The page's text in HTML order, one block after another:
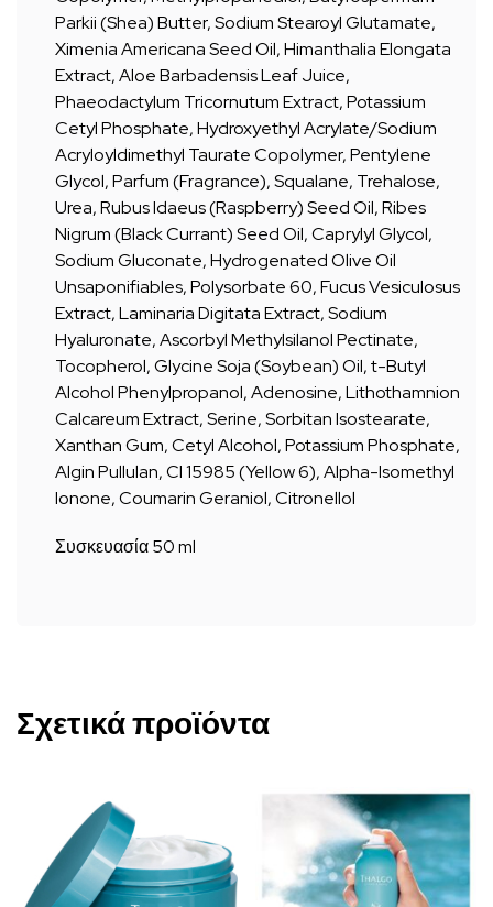
Parkii (Shea) Butter, Sodium Stearoyl Glutamate,
Ximenia Americana Seed Oil, Himanthalia Elongata
Extract, Aloe Barbadensis Leaf Juice,
Phaeodactylum Tricornutum Extract, Potassium
Cetyl Phosphate, Hydroxyethyl Acrylate/Sodium
Acryloyldimethyl Taurate Copolymer, Pentylene
Glycol, Parfum (Fragrance), Squalane, Trehalose,
Urea, Rubus Idaeus (Raspberry) Seed Oil, Ribes
Nigrum (Black Currant) Seed Oil, Caprylyl Glycol,
Sodium Gluconate, Hydrogenated Olive Oil
Unsaponifiables, Polysorbate 60, Fucus Vesiculosus
Extract, Laminaria Digitata Extract, Sodium
Hyaluronate, Ascorbyl Methylsilanol Pectinate,
Tocopherol, Glycine Soja (Soybean) Oil, t-Butyl
Alcohol Phenylpropanol, Adenosine, Lithothamnion
Calcareum Extract, Serine, Sorbitan Isostearate,
Xanthan Gum, Cetyl Alcohol, Potassium Phosphate,
Algin Pullulan, CI 15985 (Yellow 6), Alpha-Isomethyl
Ionone, Coumarin Geraniol, Citronellol
Συσκευασία 50 ml
Σχετικά προϊόντα